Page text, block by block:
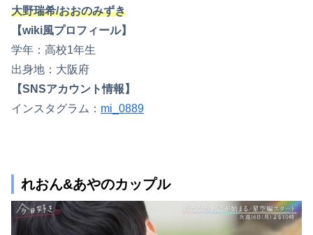
大野瑞希/おおのみずき
【wiki風プロフィール】
学年：高校1年生
出身地：大阪府
【SNSアカウント情報】
インスタグラム： mi_0889
れおん&あやのカップル